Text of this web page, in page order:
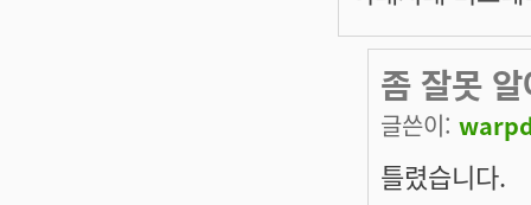
좀 잘못
글쓴이:
틀렸습니다.